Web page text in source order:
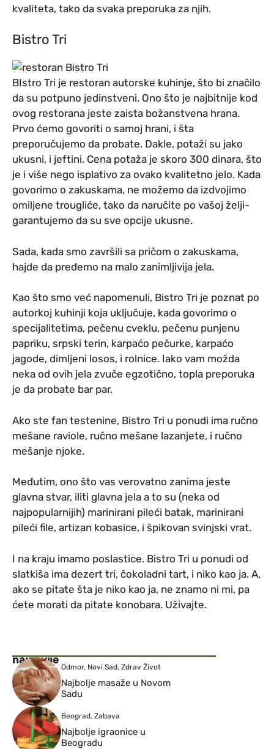
kvaliteta, tako da svaka preporuka za njih.
Bistro Tri
BIstro Tri je restoran autorske kuhinje, što bi značilo
da su potpuno jedinstveni. Ono što je najbitnije kod
ovog restorana jeste zaista božanstvena hrana.
Prvo ćemo govoriti o samoj hrani, i šta
preporučujemo da probate. Dakle, potaži su jako
ukusni, i jeftini. Cena potaža je skoro 300 dinara, što
je i više nego isplativo za ovako kvalitetno jelo. Kada
govorimo o zakuskama, ne možemo da izdvojimo
omiljene trougliće, tako da naručite po vašoj želji-
garantujemo da su sve opcije ukusne.
Sada, kada smo završili sa pričom o zakuskama,
hajde da pređemo na malo zanimljivija jela.
Kao što smo već napomenuli, Bistro Tri je poznat po
autorkoj kuhinji koja uključuje, kada govorimo o
specijalitetima, pečenu cveklu, pečenu punjenu
papriku, srpski terin, karpaćo pečurke, karpaćo
jagode, dimljeni losos, i rolnice. Iako vam možda
neka od ovih jela zvuče egzotično, topla preporuka
je da probate bar par.
Ako ste fan testenine, Bistro Tri u ponudi ima ručno
mešane raviole, ručno mešane lazanjete, i ručno
mešanje njoke.
Međutim, ono što vas verovatno zanima jeste
glavna stvar, iliti glavna jela a to su (neka od
najpopularnijih) marinirani pileći batak, marinirani
pileći file, artizan kobasice, i špikovan svinjski vrat.
I na kraju imamo poslastice. Bistro Tri u ponudi od
slatkiša ima dezert tri, čokoladni tart, i niko kao ja. A,
ako se pitate šta je niko kao ja, ne znamo ni mi, pa
ćete morati da pitate konobara. Uživajte.
najnovije
Odmor, Novi Sad, Zdrav Život
Najbolje masaže u Novom
Sadu
Beograd, Zabava
Najbolje igraonice u
Beogradu